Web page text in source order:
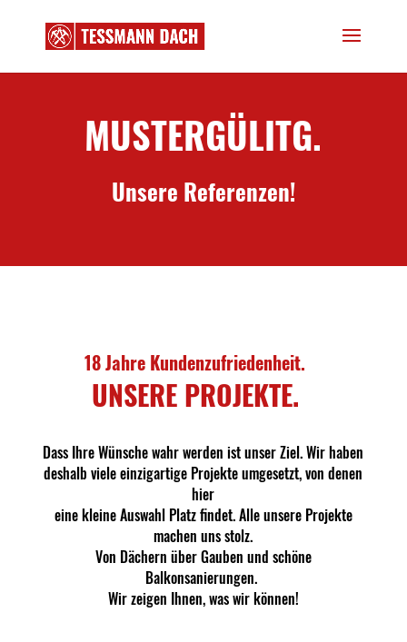
MUSTERGÜLITG.
Unsere Referenzen!
18 Jahre Kundenzufriedenheit.
UNSERE PROJEKTE.
Dass Ihre Wünsche wahr werden ist unser Ziel. Wir haben
deshalb viele einzigartige Projekte umgesetzt, von denen
hier
eine kleine Auswahl Platz findet. Alle unsere Projekte
machen uns stolz.
Von Dächern über Gauben und schöne
Balkonsanierungen.
Wir zeigen Ihnen, was wir können!